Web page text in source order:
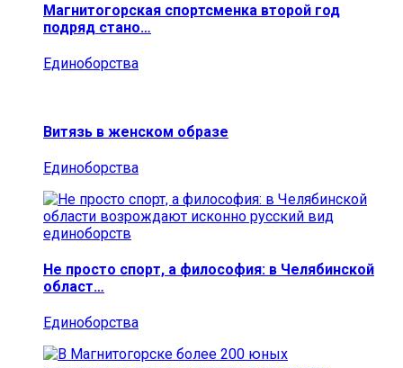
Магнитогорская спортсменка второй год
подряд стано…
Единоборства
Витязь в женском образе
Единоборства
Не просто спорт, а философия: в Челябинской
област…
Единоборства